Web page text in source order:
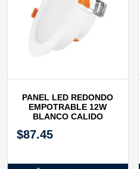
PANEL LED REDONDO
EMPOTRABLE 12W
BLANCO CALIDO
$87.45